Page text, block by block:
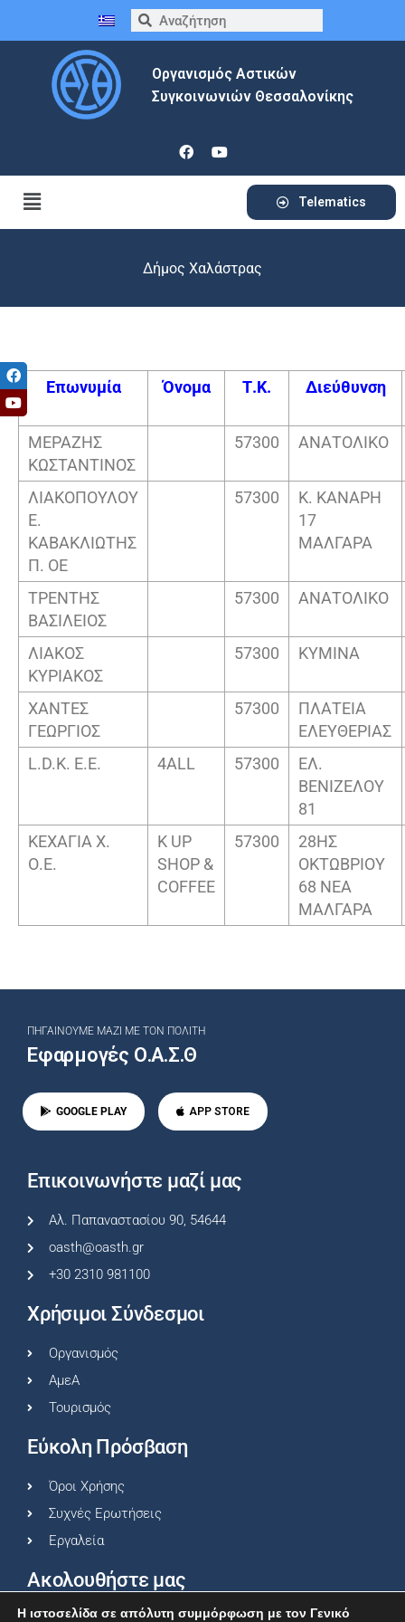
Οργανισμός Αστικών
Συγκοινωνιών Θεσσαλονίκης
Telematics
Δήμος Χαλάστρας
Επωνυμία Όνομα Τ.Κ. Διεύθυνση
ΜΕΡΑΖΗΣ
ΚΩΣΤΑΝΤΙΝΟΣ
57300 ΑΝΑΤΟΛΙΚΟ
ΛΙΑΚΟΠΟΥΛΟΥ
Ε.
ΚΑΒΑΚΛΙΩΤΗΣ
Π. ΟΕ
57300
Κ. ΚΑΝΑΡΗ
17
ΜΑΛΓΑΡΑ
ΤΡΕΝΤΗΣ
ΒΑΣΙΛΕΙΟΣ
57300 ΑΝΑΤΟΛΙΚΟ
ΛΙΑΚΟΣ
ΚΥΡΙΑΚΟΣ
57300 ΚΥΜΙΝΑ
ΧΑΝΤΕΣ
ΓΕΩΡΓΙΟΣ
57300
ΠΛΑΤΕΙΑ
ΕΛΕΥΘΕΡΙΑΣ
L.D.K. E.E.
4ALL 57300
ΕΛ.
ΒΕΝΙΖΕΛΟΥ
81
ΚΕΧΑΓΙΑ Χ.
Ο.Ε.
K UP
SHOP &
COFFEE
57300
28ΗΣ
ΟΚΤΩΒΡΙΟΥ
68 ΝΕΑ
ΜΑΛΓΑΡΑ
ΠΗΓΑΊΝΟΥΜΕ ΜΑΖΊ ΜΕ ΤΟΝ ΠΟΛΊΤΗ
Εφαρμογές Ο.Α.Σ.Θ
GOOGLE PLAY APP STORE
Επικοινωνήστε μαζί μας
Αλ. Παπαναστασίου 90, 54644
oasth@oasth.gr
+30 2310 981100
Χρήσιμοι Σύνδεσμοι
Οργανισμός
ΑμεΑ
Τουρισμός
Εύκολη Πρόσβαση
Όροι Χρήσης
Συχνές Ερωτήσεις
Εργαλεία
Ακολουθήστε μας
Η ιστοσελίδα σε απόλυτη συμμόρφωση με τον Γενικό